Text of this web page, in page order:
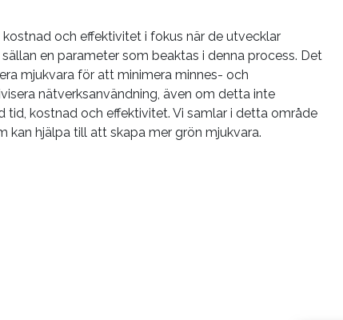
och effektivitet i fokus när de utvecklar
en parameter som beaktas i denna process. Det
mjukvara för att minimera minnes- och
nätverksanvändning, även om detta inte
tid, kostnad och effektivitet. Vi samlar i detta område
kan hjälpa till att skapa mer grön mjukvara.